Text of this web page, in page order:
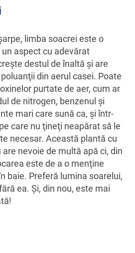
limba soacrei este o
aspect cu adevărat
destul de înaltă şi are
din aerul casei. Poate
purtate de aer, cum ar
de nitrogen, benzenul şi
mari care sună ca, şi într-
care nu ţineţi neapărat să le
necesar. Această plantă cu
nevoie de multă apă ci, din
este de a o menţine
baie. Preferă lumina soarelui,
ea. Şi, din nou, este mai